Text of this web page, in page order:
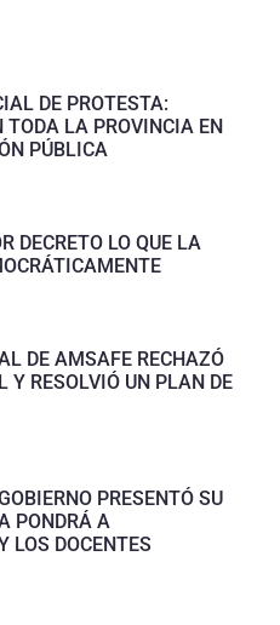
DE PROTESTA:
LA PROVINCIA EN
PÚBLICA
DECRETO LO QUE LA
DE AMSAFE RECHAZÓ
Y RESOLVIÓ UN PLAN DE
PRESENTÓ SU
PONDRÁ A
LOS DOCENTES